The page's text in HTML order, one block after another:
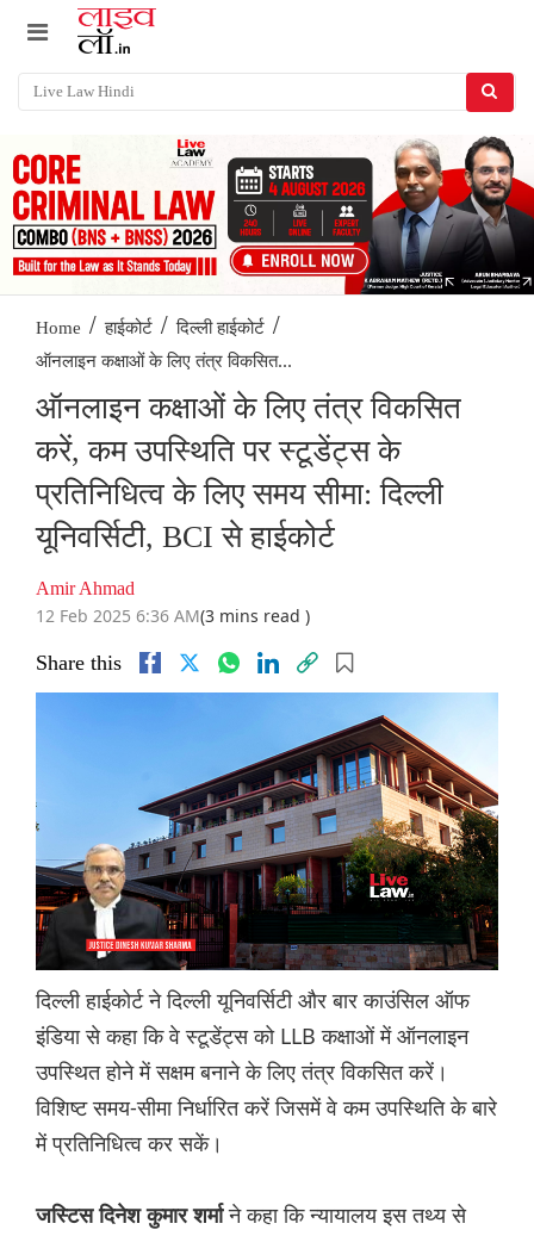
Home / हाईकोर्ट / दिल्ली हाईकोर्ट /
ऑनलाइन कक्षाओं के लिए तंत्र विकसित...
ऑनलाइन कक्षाओं के लिए तंत्र विकसित
करें, कम उपस्थिति पर स्टूडेंट्स के
प्रतिनिधित्व के लिए समय सीमा: दिल्ली
यूनिवर्सिटी, BCI से हाईकोर्ट
Amir Ahmad
12 Feb 2025 6:36 AM(3 mins read )
Share this
दिल्ली हाईकोर्ट ने दिल्ली यूनिवर्सिटी और बार काउंसिल ऑफ
इंडिया से कहा कि वे स्टूडेंट्स को LLB कक्षाओं में ऑनलाइन
उपस्थित होने में सक्षम बनाने के लिए तंत्र विकसित करें।
विशिष्ट समय-सीमा निर्धारित करें जिसमें वे कम उपस्थिति के बारे
में प्रतिनिधित्व कर सकें।
जस्टिस दिनेश कुमार शर्माने कहा कि न्यायालय इस तथ्य से